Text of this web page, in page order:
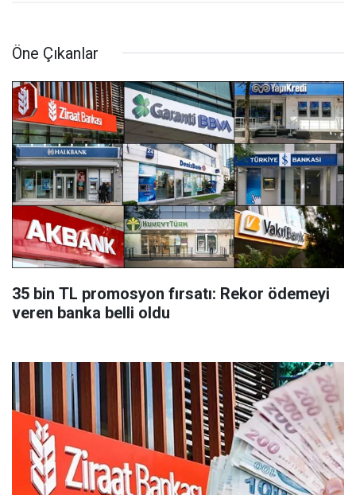
Öne Çıkanlar
35 bin TL promosyon fırsatı: Rekor ödemeyi
veren banka belli oldu